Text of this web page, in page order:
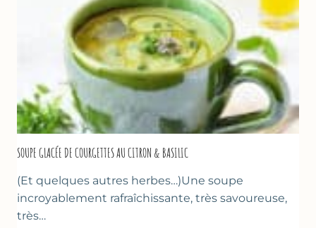
SOUPE GLACÉE DE COURGETTES AU CITRON & BASILIC
(Et quelques autres herbes…)Une soupe
incroyablement rafraîchissante, très savoureuse,
très…